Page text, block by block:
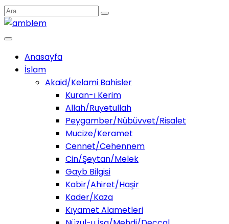
Anasayfa
İslam
Akaid/Kelami Bahisler
Kuran-ı Kerim
Allah/Ruyetullah
Peygamber/Nübüvvet/Risalet
Mucize/Keramet
Cennet/Cehennem
Cin/Şeytan/Melek
Gayb Bilgisi
Kabir/Ahiret/Haşir
Kader/Kaza
Kıyamet Alametleri